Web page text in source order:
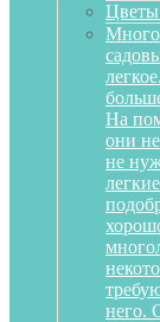
Цветы
На
они
не
него.